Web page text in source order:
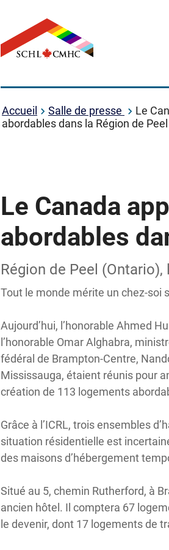
Accueil Salle de presse
Le
abordables dans la Région de Peel
Le Canada
abordables
Région de Peel
Tout le monde mérite un chez-soi
Aujourd’hui, l’honorable Ahmed
l’honorable Omar Alghabra,
fédéral de Brampton-Centre,
Mississauga, étaient réunis pour
création de 113 logements
Grâce à l’ICRL, trois ensembles
situation résidentielle est
des maisons d’hébergement
Situé au 5, chemin Rutherford, à
ancien hôtel. Il comptera 67
le devenir, dont 17 logements de